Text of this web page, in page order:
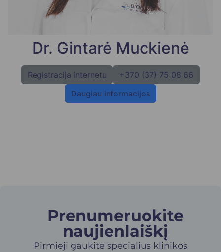
Dr. Gintarė Muckienė
Registracija internetu
+370 (37) 75 08 66
Daugiau informacijos
Prenumeruokite
naujienlaiškį​
Pirmieji gaukite specialius klinikos